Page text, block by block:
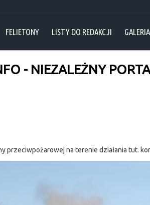
FELIETONY LISTY DO REDAKCJI GALERIA
- NIEZALEŻNY
przeciwpożarowej na terenie działania tut.